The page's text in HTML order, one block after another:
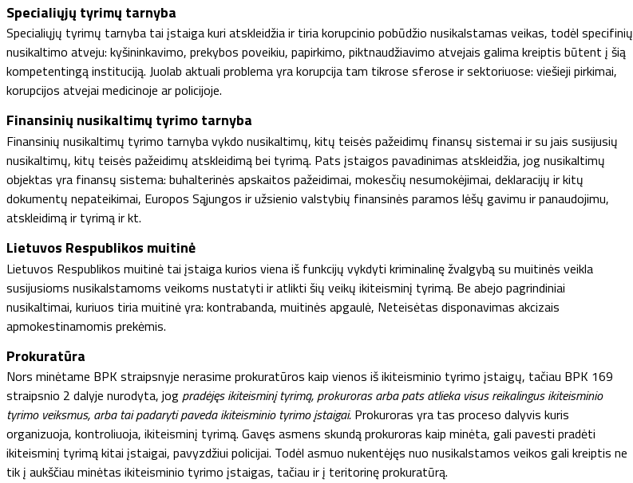
Specialiųjų tyrimų tarnyba
Specialiųjų tyrimų tarnyba tai įstaiga kuri atskleidžia ir tiria korupcinio pobūdžio nusikalstamas veikas, todėl specifinių
nusikaltimo atveju: kyšininkavimo, prekybos poveikiu, papirkimo, piktnaudžiavimo atvejais galima kreiptis būtent į šią
kompetentingą instituciją. Juolab aktuali problema yra korupcija tam tikrose sferose ir sektoriuose: viešieji pirkimai,
korupcijos atvejai medicinoje ar policijoje.
Finansinių nusikaltimų tyrimo tarnyba
Finansinių nusikaltimų tyrimo tarnyba vykdo nusikaltimų, kitų teisės pažeidimų finansų sistemai ir su jais susijusių
nusikaltimų, kitų teisės pažeidimų atskleidimą bei tyrimą. Pats įstaigos pavadinimas atskleidžia, jog nusikaltimų
objektas yra finansų sistema: buhalterinės apskaitos pažeidimai, mokesčių nesumokėjimai, deklaracijų ir kitų
dokumentų nepateikimai, Europos Sąjungos ir užsienio valstybių finansinės paramos lėšų gavimu ir panaudojimu,
atskleidimą ir tyrimą ir kt.
Lietuvos Respublikos muitinė
Lietuvos Respublikos muitinė tai įstaiga kurios viena iš funkcijų vykdyti kriminalinę žvalgybą su muitinės veikla
susijusioms nusikalstamoms veikoms nustatyti ir atlikti šių veikų ikiteisminį tyrimą. Be abejo pagrindiniai
nusikaltimai, kuriuos tiria muitinė yra: kontrabanda, muitinės apgaulė, Neteisėtas disponavimas akcizais
apmokestinamomis prekėmis.
Prokuratūra
Nors minėtame BPK straipsnyje nerasime prokuratūros kaip vienos iš ikiteisminio tyrimo įstaigų, tačiau BPK 169
straipsnio 2 dalyje nurodyta, jogpradėjęs ikiteisminį tyrimą, prokuroras arba pats atlieka visus reikalingus ikiteisminio
tyrimo veiksmus, arba tai padaryti paveda ikiteisminio tyrimo įstaigai. Prokuroras yra tas proceso dalyvis kuris
organizuoja, kontroliuoja, ikiteisminį tyrimą. Gavęs asmens skundą prokuroras kaip minėta, gali pavesti pradėti
ikiteisminį tyrimą kitai įstaigai, pavyzdžiui policijai. Todėl asmuo nukentėjęs nuo nusikalstamos veikos gali kreiptis ne
tik į aukščiau minėtas ikiteisminio tyrimo įstaigas, tačiau ir į teritorinę prokuratūrą.